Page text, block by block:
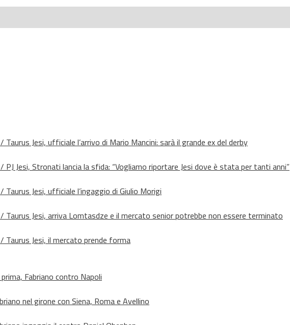
Jesi, ufficiale l’arrivo di Mario Mancini: sarà il grande ex del derby
PJ Jesi, Stronati lancia la sfida: “Vogliamo riportare Jesi dove è stata per tanti anni”
Jesi, ufficiale l’ingaggio di Giulio Morigi
Taurus Jesi, arriva Lomtasdze e il mercato senior potrebbe non essere terminato
Taurus Jesi, il mercato prende forma
Fabriano contro Napoli
nel girone con Siena, Roma e Avellino